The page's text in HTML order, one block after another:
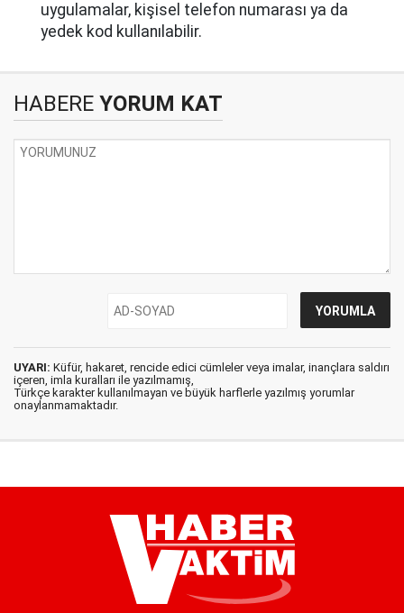
uygulamalar, kişisel telefon numarası ya da
yedek kod kullanılabilir.
HABERE YORUM KAT
UYARI: Küfür, hakaret, rencide edici cümleler veya imalar, inançlara saldırı
içeren, imla kuralları ile yazılmamış,
Türkçe karakter kullanılmayan ve büyük harflerle yazılmış yorumlar
onaylanmamaktadır.